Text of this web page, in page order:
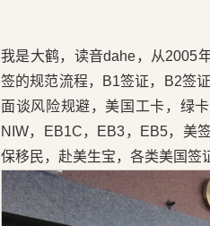
我是大鹤，读音dahe，从2005
签的规范流程，B1签证，B2签
面谈风险规避，美国工卡，绿
NIW，EB1C，EB3，EB5，美
保移民，赴美生宝，各类美国签